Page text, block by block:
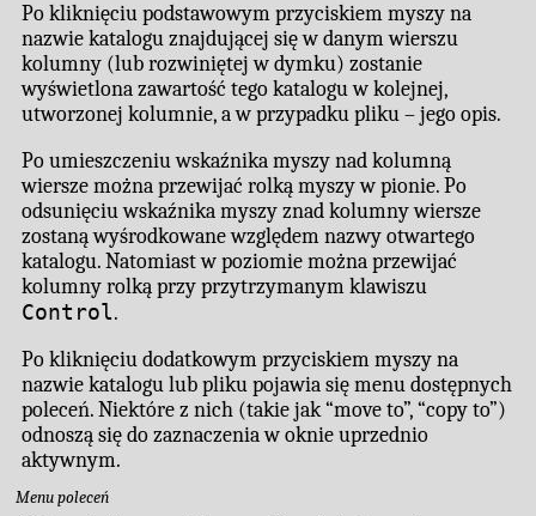
Po kliknięciu podstawowym przyciskiem myszy na
nazwie katalogu znajdującej się w danym wierszu
kolumny (lub rozwiniętej w dymku) zostanie
wyświetlona zawartość tego katalogu w kolejnej,
utworzonej kolumnie, a w przypadku pliku – jego opis.
Po umieszczeniu wskaźnika myszy nad kolumną
wiersze można przewijać rolką myszy w pionie. Po
odsunięciu wskaźnika myszy znad kolumny wiersze
zostaną wyśrodkowane względem nazwy otwartego
katalogu. Natomiast w poziomie można przewijać
kolumny rolką przy przytrzymanym klawiszu
Control.
Po kliknięciu dodatkowym przyciskiem myszy na
nazwie katalogu lub pliku pojawia się menu dostępnych
poleceń. Niektóre z nich (takie jak “move to”, “copy to”)
odnoszą się do zaznaczenia w oknie uprzednio
aktywnym.
Menu poleceń